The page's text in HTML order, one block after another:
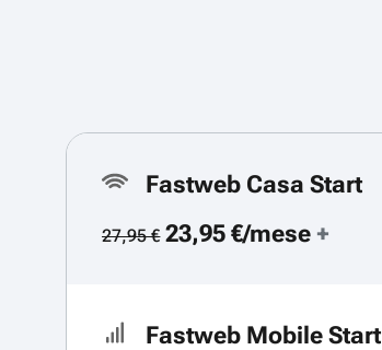
Fastweb Casa Start
27,95 €23,95 €/mese +
Fastweb Mobile Start